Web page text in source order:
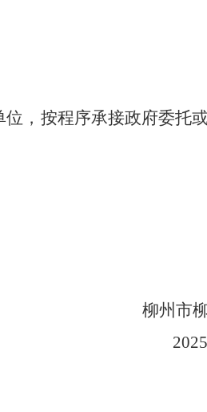
，按程序承接政府委托
柳州市